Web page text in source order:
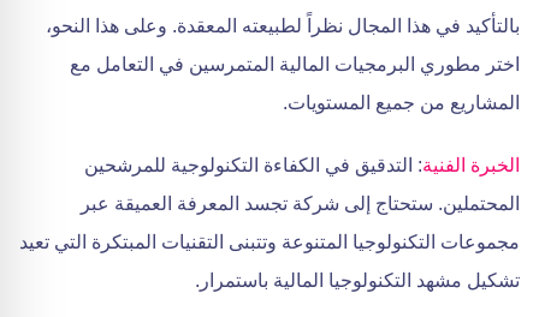
بالتأكيد في هذا المجال نظراً لطبيعته المعقدة. وعلى هذا النحو،
اختر مطوري البرمجيات المالية المتمرسين في التعامل مع
المشاريع من جميع المستويات.
الخبرة الفنية: التدقيق في الكفاءة التكنولوجية للمرشحين
المحتملين. ستحتاج إلى شركة تجسد المعرفة العميقة عبر
مجموعات التكنولوجيا المتنوعة وتتبنى التقنيات المبتكرة التي تعيد
تشكيل مشهد التكنولوجيا المالية باستمرار.